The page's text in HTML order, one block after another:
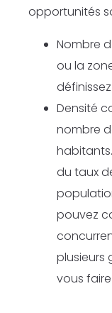
opportunités
Nombre
ou la
définissez
Densité
nombre
du taux
pouvez
plusieurs
vous